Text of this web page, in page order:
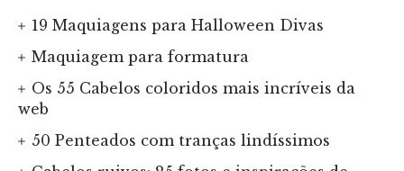
19 Maquiagens para Halloween Divas
Maquiagem para formatura
Os 55 Cabelos coloridos mais incríveis da
web
50 Penteados com tranças lindíssimos